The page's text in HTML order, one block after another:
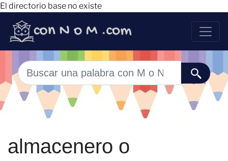
El directorio base no existe
almacenero o